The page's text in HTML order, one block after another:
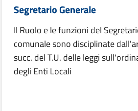
Segretario Generale
Il Ruolo e le funzioni del
comunale sono disciplinate
succ. del T.U. delle leggi
degli Enti Locali